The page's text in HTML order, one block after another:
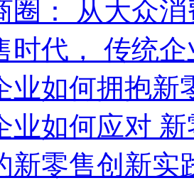
圈： 从大众
时代， 传统
业如何拥抱新
业如何应对
新零售创新实